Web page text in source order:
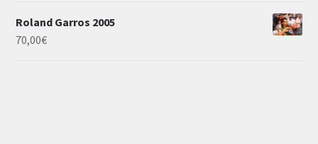
Roland Garros 2005
70,00€